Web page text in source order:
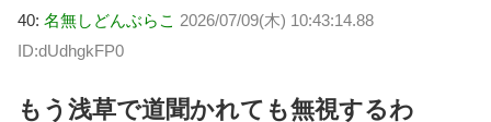
40: 名無しどんぶらこ 2026/07/09(木) 10:43:14.88
ID:dUdhgkFP0
もう浅草で道聞かれても無視するわ